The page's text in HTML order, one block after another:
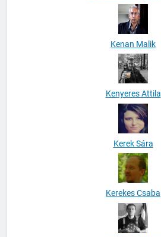
Kenan Malik
Kenyeres Attila
Kerek Sára
Kerekes Csaba